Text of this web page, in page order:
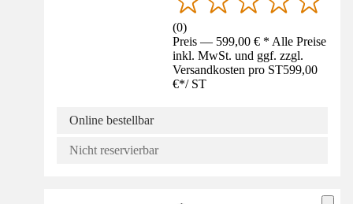
(0)
Preis — 599,00 € * Alle Preise
inkl. MwSt. und ggf. zzgl.
Versandkosten pro ST599,00
€*/ ST
Online bestellbar
Nicht reservierbar